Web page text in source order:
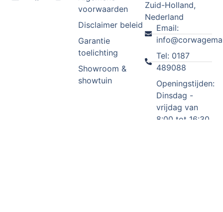
voorwaarden
Disclaimer beleid
Garantie
toelichting
Showroom &
showtuin
Zuid-Holland,
Nederland
Email:
Tel: 0187
489088
Openingstijden:
Dinsdag -
vrijdag van
8:00 tot 16:30